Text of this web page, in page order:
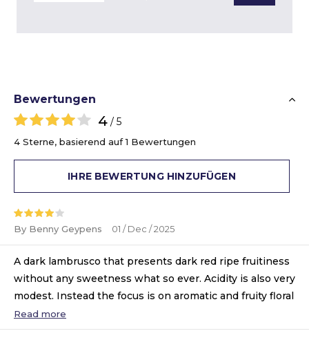
Bewertungen
4 / 5
4 Sterne, basierend auf 1 Bewertungen
IHRE BEWERTUNG HINZUFÜGEN
By Benny Geypens 01 / Dec / 2025
A dark lambrusco that presents dark red ripe fruitiness
without any sweetness what so ever. Acidity is also very
modest. Instead the focus is on aromatic and fruity floral
tones, making this fizzy rather than sparkling red quite
elegant. A touch of vanilla and baking spice - the latter
Read more